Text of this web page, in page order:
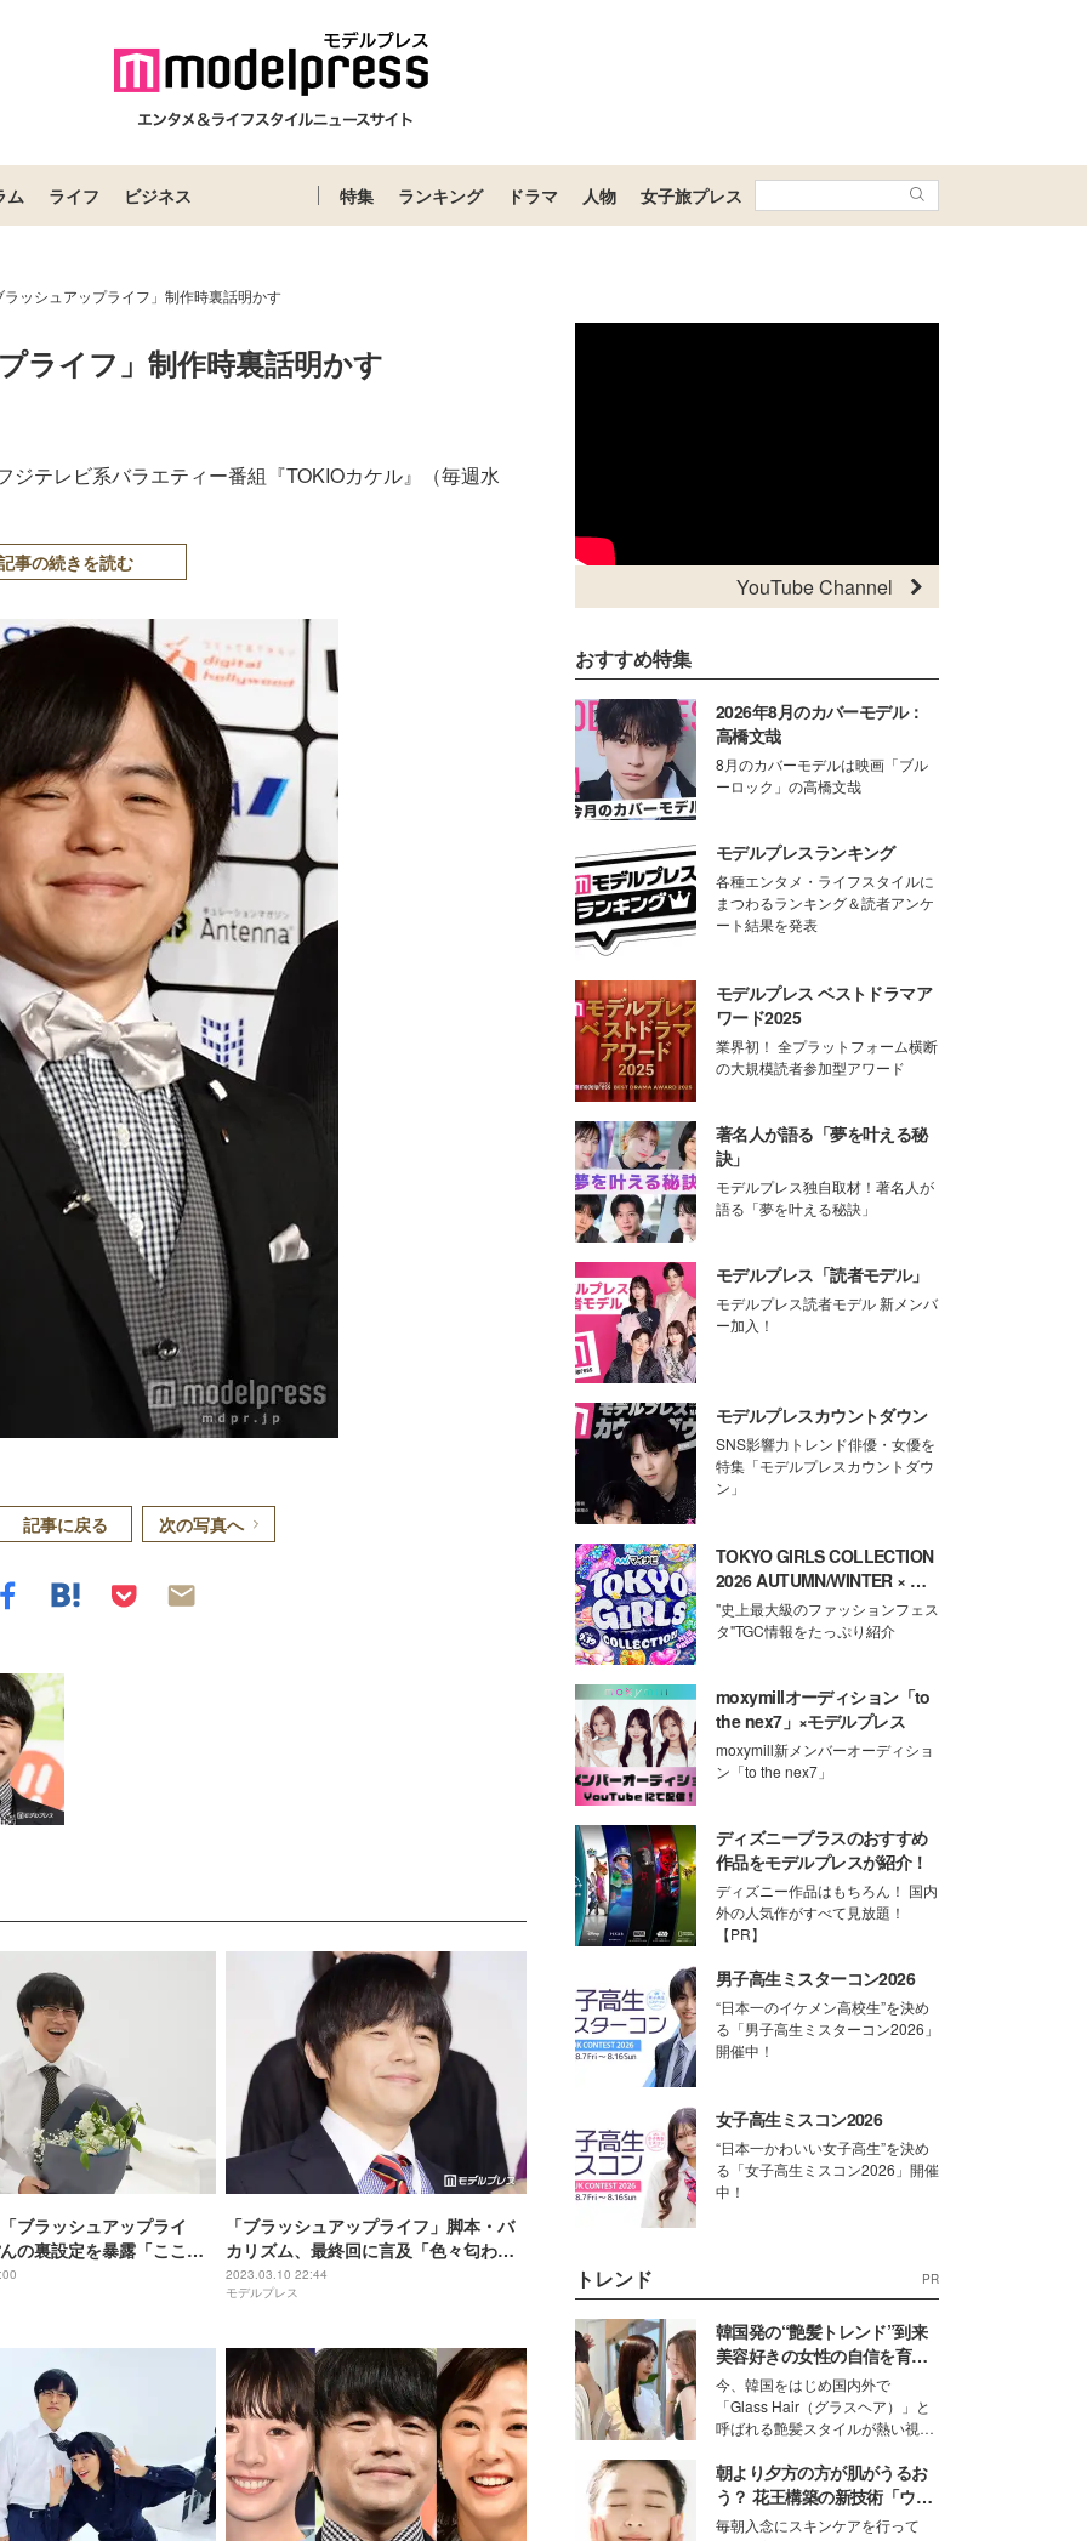
ム ライフ ビジネス 特集 ランキング ドラマ 人物 女子旅プレス
ッシュアップライフ」制作時裏話明かす
ライフ」制作時裏話明かす
テレビ系バラエティー番組『TOKIOカケル』（毎週水
事の続きを読む
記事に戻る 次の写真へ
ブラッシュアップライ
の裏設定を暴露「ここだ
です」
「ブラッシュアップライフ」脚本・バ
カリズム、最終回に言及「色々匂わせ
てはいますけど」
2023.03.10 22:44
モデルプレス
YouTube Channel
おすすめ特集
2026年8月のカバーモデル：
高橋文哉
8月のカバーモデルは映画「ブル
ーロック」の高橋文哉
モデルプレスランキング
各種エンタメ・ライフスタイルに
まつわるランキング＆読者アンケ
ート結果を発表
モデルプレス ベストドラマア
ワード2025
業界初！ 全プラットフォーム横断
の大規模読者参加型アワード
著名人が語る「夢を叶える秘
訣」
モデルプレス独自取材！著名人が
語る「夢を叶える秘訣」
モデルプレス「読者モデル」
モデルプレス読者モデル 新メンバ
ー加入！
モデルプレスカウントダウン
SNS影響力トレンド俳優・女優を
特集「モデルプレスカウントダウ
ン」
TOKYO GIRLS COLLECTION
2026 AUTUMN/WINTER × モ
デルプレス
"史上最大級のファッションフェス
タ"TGC情報をたっぷり紹介
moxymillオーディション「to
the nex7」×モデルプレス
moxymill新メンバーオーディショ
ン「to the nex7」
ディズニープラスのおすすめ
作品をモデルプレスが紹介！
ディズニー作品はもちろん！ 国内
外の人気作がすべて見放題！
【PR】
男子高生ミスターコン2026
“日本一のイケメン高校生”を決め
る「男子高生ミスターコン2026」
開催中！
女子高生ミスコン2026
“日本一かわいい女子高生”を決め
る「女子高生ミスコン2026」開催
中！
トレンド PR
韓国発の“艶髪トレンド”到来
美容好きの女性の自信を育む
「ヘアケア事情」って？
今、韓国をはじめ国内外で
「Glass Hair（グラスヘア）」と
呼ばれる艶髪スタイルが熱い視線
ションの完成度を高めるベースと
して、“髪そのものの美しさ”に改
めて注目する人が増えている様
子。今回は、そんな憧れの艶やか
朝より夕方の方が肌がうるお
う？ 花王構築の新技術「ウォ
ーターキャプチャリングスキ
毎朝入念にスキンケアを行って